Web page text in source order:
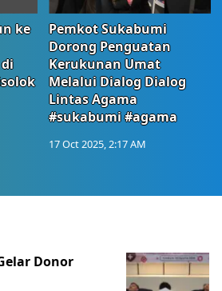
ke
Pemkot Sukabumi
Dorong Penguatan
Kerukunan Umat
Melalui Dialog Dialog
Lintas Agama
#sukabumi #agama
17 Oct 2025, 2:17 AM
Donor